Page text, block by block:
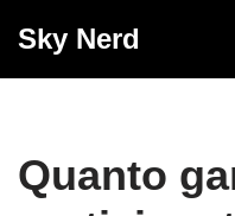
Sky Nerd
Quanto